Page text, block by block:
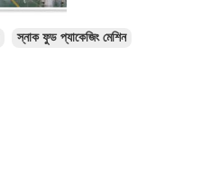
স্নাক ফুড প্যাকেজিং মেশিন